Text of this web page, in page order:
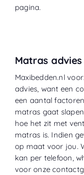
pagina.
Matras advies
Maxibedden.nl
advies, want een
een aantal
matras gaat
hoe het zit met
matras is. Indien
op maat voor jou.
kan per telefoon,
voor onze